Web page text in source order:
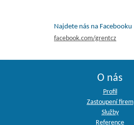
Najdete nás na Facebooku
facebook.com/grentcz
O nás
Profil
Zastoupení firem
Služby
Reference